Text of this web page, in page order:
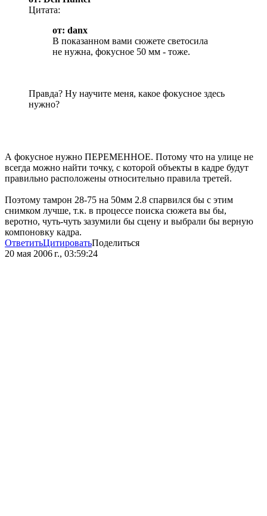
Цитата:
от: danx
В показанном вами сюжете светосила
не нужна, фокусное 50 мм - тоже.
Правда? Ну научите меня, какое фокусное здесь
нужно?
А фокусное нужно ПЕРЕМЕННОЕ. Потому что на улице не
всегда можно найти точку, с которой объекты в кадре будут
правильно расположены относительно правила третей.
Поэтому тамрон 28-75 на 50мм 2.8 спарвился бы с этим
снимком лучше, т.к. в процессе поиска сюжета вы бы,
веротно, чуть-чуть зазумили бы сцену и выбрали бы верную
компоновку кадра.
ОтветитьЦитироватьПоделиться
20 мая 2006 г., 03:59:24